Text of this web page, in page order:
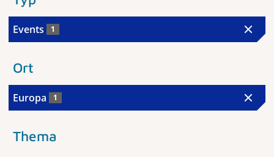
Events 1
Ort
Europa 1
Thema